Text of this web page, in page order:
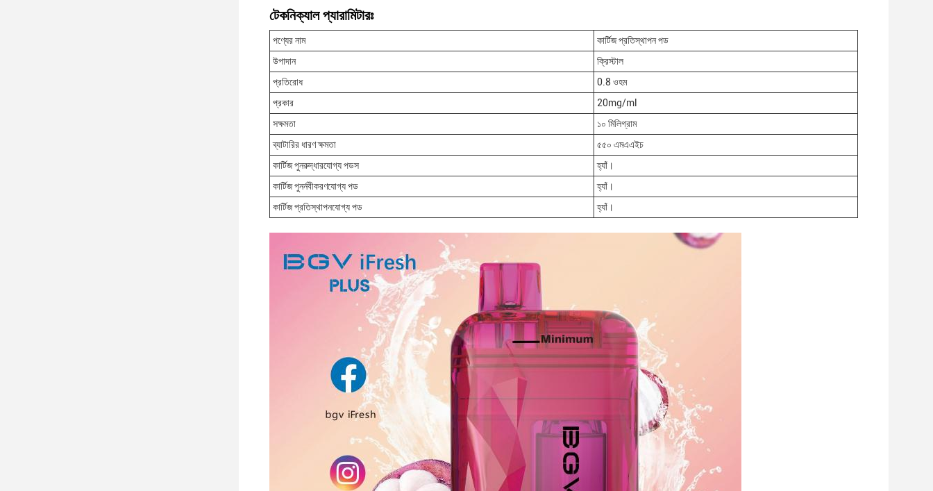
টেকনিক্যাল প্যারামিটারঃ
পণ্যের নাম
কার্টিজ প্রতিস্থাপন পড
উপাদান
ক্রিস্টাল
প্রতিরোধ
0.8 ওহম
প্রকার
20mg/ml
সক্ষমতা
১০ মিলিগ্রাম
ব্যাটারির ধারণ ক্ষমতা
৫৫০ এমএএইচ
কার্টিজ পুনরুদ্ধারযোগ্য পডস
হ্যাঁ।
কার্টিজ পুনর্নবীকরণযোগ্য পড
হ্যাঁ।
কার্টিজ প্রতিস্থাপনযোগ্য পড
হ্যাঁ।